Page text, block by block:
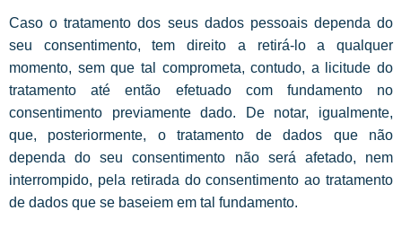
Caso o tratamento dos seus dados pessoais dependa do
seu consentimento, tem direito a retirá-lo a qualquer
momento, sem que tal comprometa, contudo, a licitude do
tratamento até então efetuado com fundamento no
consentimento previamente dado. De notar, igualmente,
que, posteriormente, o tratamento de dados que não
dependa do seu consentimento não será afetado, nem
interrompido, pela retirada do consentimento ao tratamento
de dados que se baseiem em tal fundamento.